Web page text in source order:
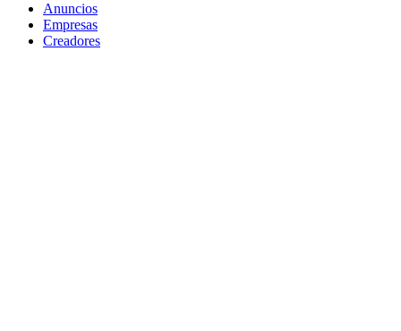
Anuncios
Empresas
Creadores